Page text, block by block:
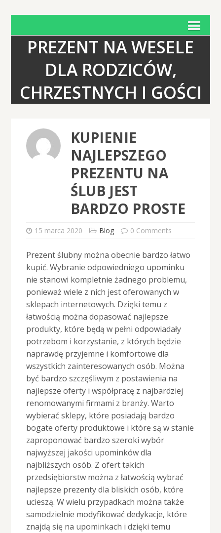
PREZENT NA WESELE
DLA RODZICÓW,
CHRZESTNYCH I GOŚCI
KUPIENIE
NAJLEPSZEGO
PREZENTU NA
ŚLUB JEST
BARDZO PROSTE
15 marca 2020 Blog 0 Comments
Prezent ślubny można obecnie bardzo łatwo
kupić. Wybranie odpowiedniego upominku
nie stanowi kompletnie żadnego problemu,
ponieważ wiele z nich jest oferowanych w
sklepach internetowych. Dzięki temu z
łatwością można dopasować najlepsze
produkty, które będą w pełni odpowiadały
potrzebom i korzystanie, z których będzie
naprawdę przyjemne i komfortowe dla
wszystkich zainteresowanych osób. Można
być bardzo szczęśliwym z postawienia na
najlepsze oferty i współpracę z najbardziej
renomowanymi firmami z branży. Warto
wybierać sklepy, które posiadają bardzo
bogate oferty produktowe i które są w stanie
zaproponować bardzo szeroki wybór
najwyższej jakości upominków dla
najbliższych osób. Z ofert takich
przedsiębiorstw można z łatwością wybrać
najlepsze prezenty dla bliskich osób, które
ucieszą. W wielu przypadkach można także
samodzielnie modyfikować dedykacje, które
znajdą się na upominkach i dzięki temu